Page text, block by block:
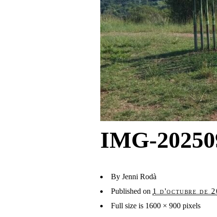
IMG-
By Jenni Rodà
Published on 1 d'octubre de
Full size is 1600 × 900 pixels